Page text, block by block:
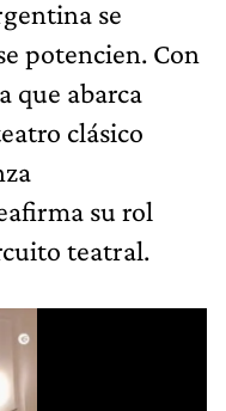
se
potencien. Con
que abarca
clásico
su rol
teatral.